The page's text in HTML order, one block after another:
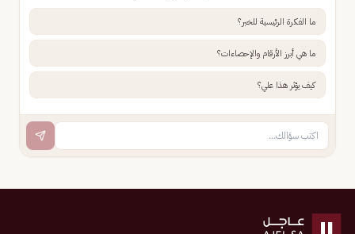
ما الفكرة الرئيسية للخبر؟
ما هي أبرز الأرقام والإحصاءات؟
كيف يؤثر هذا علي؟